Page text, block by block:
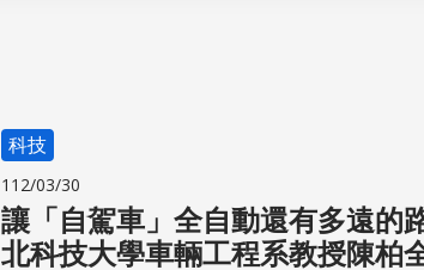
科技
112/03/30
讓「自駕車」全自動還有多遠的
北科技大學車輛工程系教授陳柏